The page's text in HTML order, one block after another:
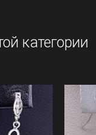
категории